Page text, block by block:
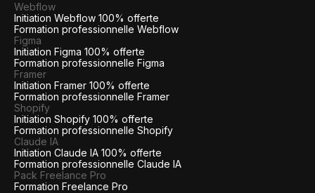
Webflow
Initiation Webflow 100% offerte
Formation professionnelle Webflow
Figma
Initiation Figma 100% offerte
Formation professionnelle Figma
Framer
Initiation Framer 100% offerte
Formation professionnelle Framer
Shopify
Initiation Shopify 100% offerte
Formation professionnelle Shopify
Claude IA
Initiation Claude IA 100% offerte
Formation professionnelle Claude IA
Pack Freelance Pro
Formation Freelance Pro